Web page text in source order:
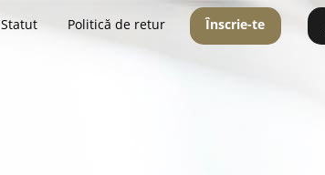
Statut Politică de retur Înscrie-te